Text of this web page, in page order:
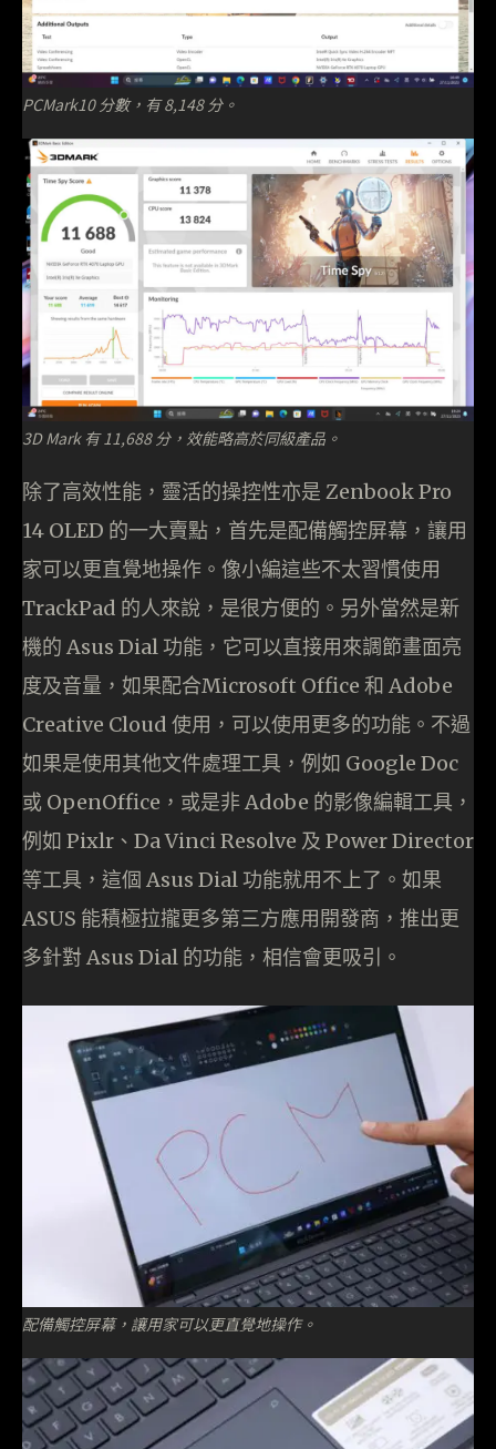
PCMark10 分數，有 8,148 分。
3D Mark 有 11,688 分，效能略高於同級產品。
除了高效性能，靈活的操控性亦是 Zenbook Pro
14 OLED 的一大賣點，首先是配備觸控屏幕，讓用
家可以更直覺地操作。像小編這些不太習慣使用
TrackPad 的人來說，是很方便的。另外當然是新
機的 Asus Dial 功能，它可以直接用來調節畫面亮
度及音量，如果配合Microsoft Office 和 Adobe
Creative Cloud 使用，可以使用更多的功能。不過
如果是使用其他文件處理工具，例如 Google Doc
或 OpenOffice，或是非 Adobe 的影像編輯工具，
例如 Pixlr、Da Vinci Resolve 及 Power Director
等工具，這個 Asus Dial 功能就用不上了。如果
ASUS 能積極拉攏更多第三方應用開發商，推出更
多針對 Asus Dial 的功能，相信會更吸引。
配備觸控屏幕，讓用家可以更直覺地操作。